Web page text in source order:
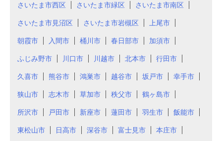
さいたま市西区 さいたま市緑区 さいたま市南区
さいたま市見沼区 さいたま市岩槻区 上尾市
朝霞市 入間市 桶川市 春日部市 加須市
ふじみ野市 川口市 川越市 北本市 行田市
久喜市 熊谷市 鴻巣市 越谷市 坂戸市 幸手市
狭山市 志木市 草加市 秩父市 鶴ヶ島市
所沢市 戸田市 新座市 蓮田市 羽生市 飯能市
東松山市 日高市 深谷市 富士見市 本庄市